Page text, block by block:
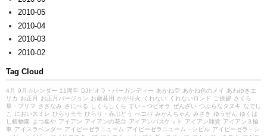
2010-05
2010-04
2010-03
2010-02
Tag Cloud
4月 9月カレンダー 11周年 DJビオラ・バーガンディー あかね空 あかね色のメイ
あわゆきエ
リカ お正月 お正月バージョン お歳暮用 かがり火 くれない くれないロンド ご挨拶 さくら
草・プリマ さざなみ さにべる しくらしくら すい～つビオラ ぜんざい つぶらなタヌキ なでし
こ
においスミレ ひらりモモ ひらり・赤ぶどう べコパ みかんちゃん みさき ゆうぜん
ゆくは
し植物園
よつ葉や アイアン アイアンの花台 アイアンバスケット アイアン雑貨 アイアン３輪
車 アイスラベンダー アイビーゼラニューム アイビーゼラニューム・シビル アイビーゼラ・シ